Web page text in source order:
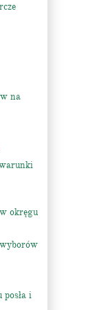
na
okręgu
posła i